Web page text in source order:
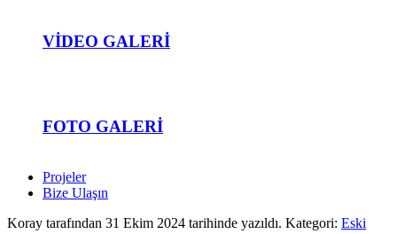
VIDEO GALERI
FOTO GALERI
Projeler
Bize Ulaşın
Koray tarafından 31 Ekim 2024 tarihinde yazıldı. Kategori: Eski